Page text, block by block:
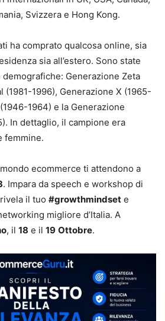
Svizzera e Hong Kong.
ha comprato qualcosa online, sia
sia all’estero. Sono state
Generazione Zeta
(1981-1996), Generazione X (1965-
1964) e la Generazione
In dettaglio, il campione era
femmine.
ecommerce ti attendono a
. Impara da speech e workshop di
il tuo #growthmindset e
migliore d’Italia. A
, il 18 e il 19 Ottobre.